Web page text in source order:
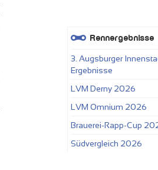
Rennergebnisse
3. Augsburger
Ergebnisse
LVM Derny 2026
LVM Omnium 2026
Brauerei-Rapp-Cup
Südvergleich 2026